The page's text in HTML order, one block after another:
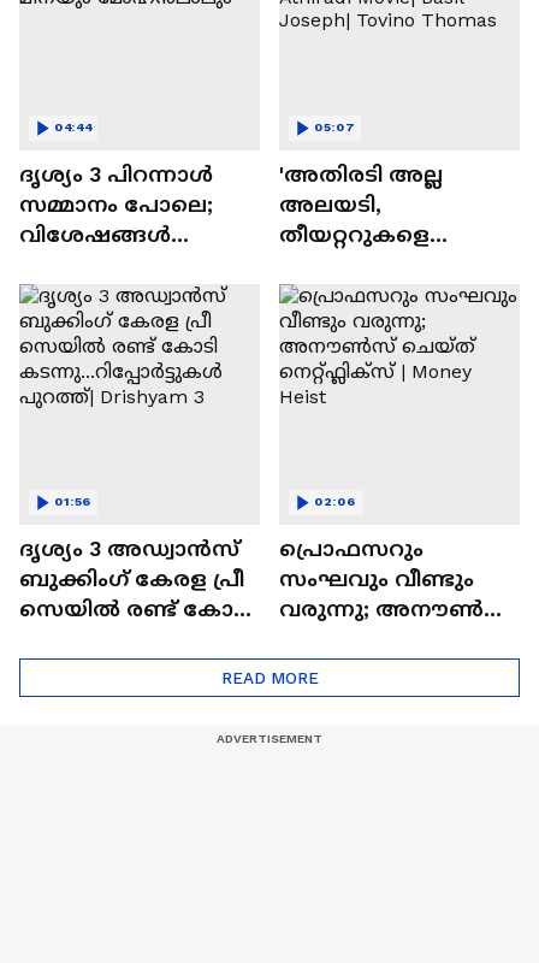
ദൃശ്യം 3 പിറന്നാൾ
സമ്മാനം പോലെ;
വിശേഷങ്ങൾ
മോഹൻലാലും
04:44
'അതിരടി അല്ല
അലയടി,
തീയറ്ററുകളെ
Athiradi Movie| Basil
Joseph| Tovino
Thomas
05:07
ദൃശ്യം 3 അഡ്വാൻസ്
ബുക്കിംഗ് കേരള പ്രീ
സെയില്‍ രണ്ട്‌ കോടി
ൾ പുറത്ത്| Drishyam
3
01:56
പ്രൊഫസറും
സംഘവും വീണ്ടും
വരുന്നു; അനൗൺസ്
Money Heist
02:06
READ MORE